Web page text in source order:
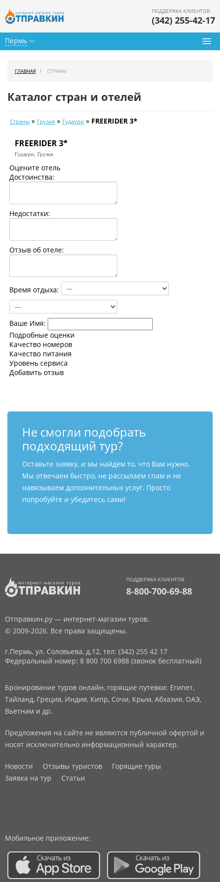
Пермь
ПОДДЕРЖКА КЛИЕНТОВ
(342) 255-42-17
Календарь туров
Цены дня
Страны
ГЛАВНАЯ СТРАНЫ
Каталог стран и отелей
Страны » Грузия » Гудаури » FREERIDER 3*
FREERIDER 3*
Гудаури, Грузия
Оцените отель
Достоинства:
Недостатки:
Отзыв об отеле:
Время отдыха:
Ваше Имя:
Подробные оценки
Качество номеров
Качество питания
Уровень сервиса
Добавить отзыв
Не смогли подобрать
подходящий тур?
Оставьте заявку, и мы найдем то, что Вам нужно.
Мы отвечаем быстро, не рассылаем спам и не
навязываем дополнительных услуг. Просто
попробуйте и убедитесь сами!
ПОДДЕРЖКА КЛИЕНТОВ
8-800-700-69-88
Отправкин.ру — интернет-магазин туров.
© 2009-2026. Все права защищены.
г.Пермь, ул. Соловьева, д.12, тел: (342) 255 42 17
Федеральный номер: 8 800 700 6988 (звонок бесплатный)
Бронирование туров онлайн, горящие путевки: Египет,
Тайланд, Греция, Индия, Кипр, Сочи, Крым, Абхазия, ОАЭ,
Вьетнам и др.
Предложения на сайте не являются публичной офертой и
носят исключительно информационный характер.
Новости Отзывы туристов
Горящие туры
Заявка на тур
Статьи
Мобильное приложение: